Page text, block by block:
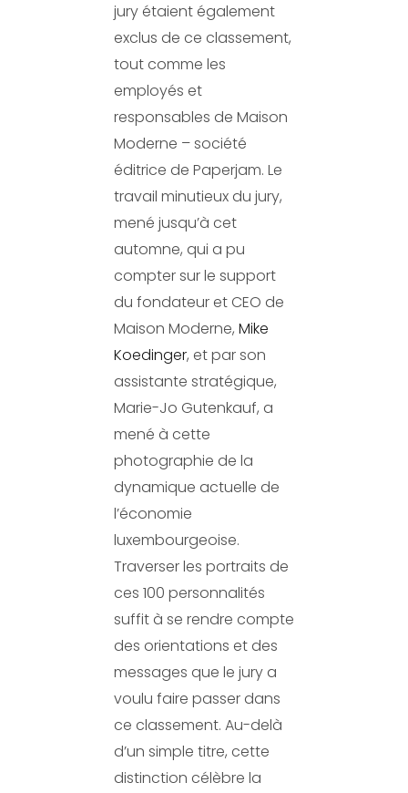
jury étaient également
exclus de ce classement,
tout comme les
employés et
responsables de Maison
Moderne – société
éditrice de Paperjam. Le
travail minutieux du jury,
mené jusqu’à cet
automne, qui a pu
compter sur le support
du fondateur et CEO de
Maison Moderne, Mike
Koedinger, et par son
assistante stratégique,
Marie-Jo Gutenkauf, a
mené à cette
photographie de la
dynamique actuelle de
l’économie
luxembourgeoise.
Traverser les portraits de
ces 100 personnalités
suffit à se rendre compte
des orientations et des
messages que le jury a
voulu faire passer dans
ce classement. Au-delà
d’un simple titre, cette
distinction célèbre la